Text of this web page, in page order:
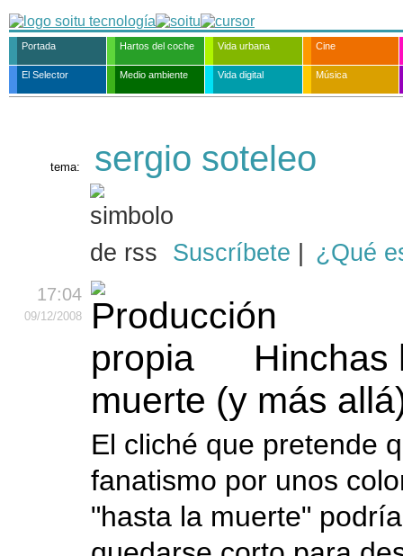
Portada Hartos del coche Vida urbana Cine
El Selector Medio ambiente Vida digital Música
tema: sergio soteleo
Suscríbete ¿Qué
17:04
09/12/2008
Hinchas
muerte (y más
El cliché que pretende
fanatismo por unos
"hasta la muerte"